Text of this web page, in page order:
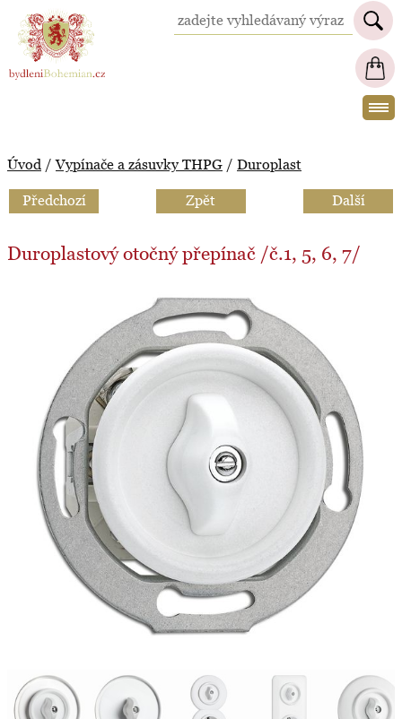
BydleniBohemian.cz
Úvod /Vypínače a zásuvky THPG / Duroplast
Předchozí Zpět Další
Duroplastový otočný přepínač /č.1, 5, 6, 7/